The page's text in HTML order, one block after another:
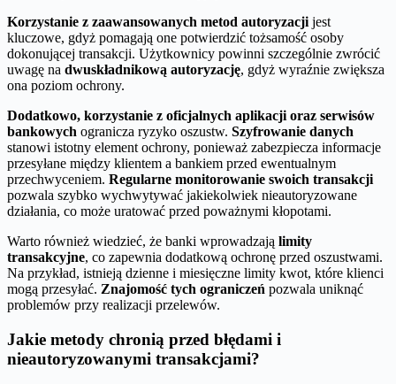
Korzystanie z zaawansowanych metod autoryzacji jest
kluczowe, gdyż pomagają one potwierdzić tożsamość osoby
dokonującej transakcji. Użytkownicy powinni szczególnie zwrócić
uwagę na dwuskładnikową autoryzację, gdyż wyraźnie zwiększa
ona poziom ochrony.
Dodatkowo, korzystanie z oficjalnych aplikacji oraz serwisów
bankowych ogranicza ryzyko oszustw. Szyfrowanie danych
stanowi istotny element ochrony, ponieważ zabezpiecza informacje
przesyłane między klientem a bankiem przed ewentualnym
przechwyceniem. Regularne monitorowanie swoich transakcji
pozwala szybko wychwytywać jakiekolwiek nieautoryzowane
działania, co może uratować przed poważnymi kłopotami.
Warto również wiedzieć, że banki wprowadzają limity
transakcyjne, co zapewnia dodatkową ochronę przed oszustwami.
Na przykład, istnieją dzienne i miesięczne limity kwot, które klienci
mogą przesyłać. Znajomość tych ograniczeń pozwala uniknąć
problemów przy realizacji przelewów.
Jakie metody chronią przed błędami i
nieautoryzowanymi transakcjami?